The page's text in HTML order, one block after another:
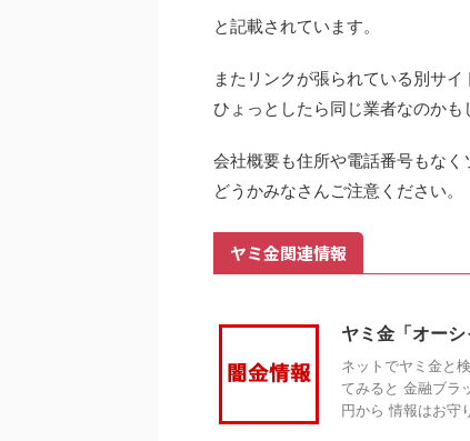
と記載されています。
またリンクが張られている別サイ
ひょっとしたら同じ業者なのかも
会社概要も住所や電話番号もなく
どうかみなさんご注意ください。
ヤミ金関連情報
ヤミ金「オーシ
ネットでヤミ金と
てみると 金融ブラ
円から 情報はお守